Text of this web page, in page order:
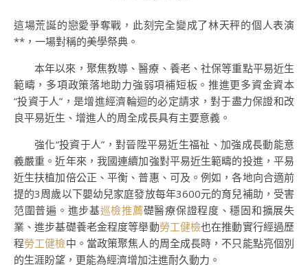
這場荒誕的戀愛爭奪戰，此刻完全變成了林天秤的個人表演
**，一場對稱的美學祭典。
本年以來，聚焦教導、醫療、養老、社保等重點平易近生
範疇，多項政策落地助力強弱項補短板。推進更多資金資本
“投資于人”，是增進經濟輪迴的必定請求，對于盡力保證和改
良平易近生、增進人的周全成長具有主要意義。
強化“投資于人”，對晉陞平易近生福祉、加強成長動能意
義嚴重。近年來，我國連續加強對平易近生範疇的投進，平易
近生扶植加倍公正、平衡、普惠、可及。例如，各地向合適前
提的3周歲以下嬰幼兒家庭發放每年3600元的育兒補助，受害
范圍普遍。進步基巡檢推薦礎醫療保證程度、穩固和擴展失
業、進步基礎養老金程度等舉動勞工健檢也在推動實行經過歷
程勞工健檢中。當政策聚焦人的周全成長時，不只能點亮個別
的生涯盼望，更能為經濟增加注進耐久動力。